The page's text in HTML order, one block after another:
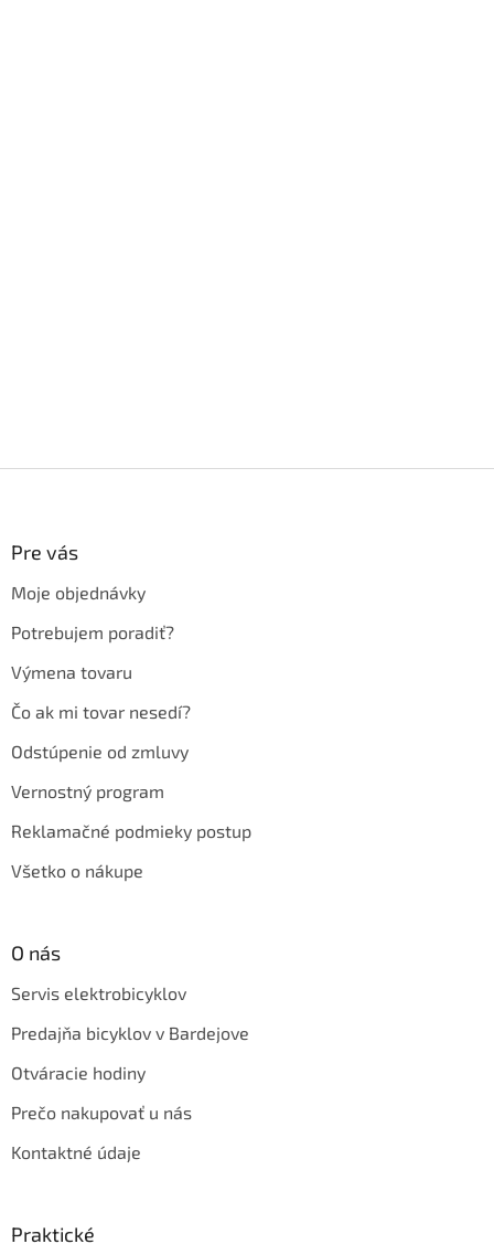
Pre vás
Moje objednávky
Potrebujem poradiť?
Výmena tovaru
Čo ak mi tovar nesedí?
Odstúpenie od zmluvy
Vernostný program
Reklamačné podmieky postup
Všetko o nákupe
O nás
Servis elektrobicyklov
Predajňa bicyklov v Bardejove
Otváracie hodiny
Prečo nakupovať u nás
Kontaktné údaje
Praktické